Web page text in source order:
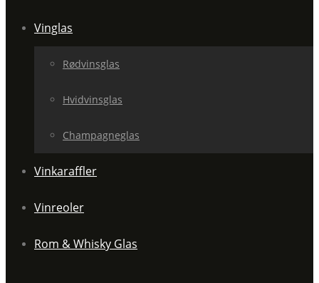
Vinglas
Rødvinsglas
Hvidvinsglas
Champagneglas
Vinkaraffler
Vinreoler
Rom & Whisky Glas